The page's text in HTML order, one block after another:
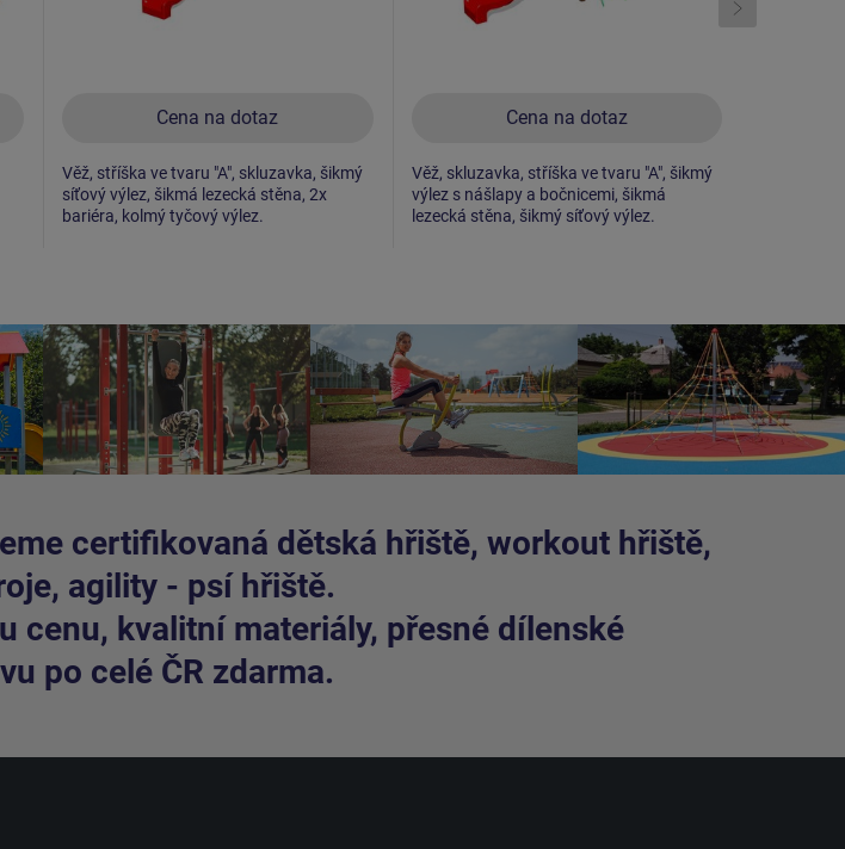
Cena na dotaz
Věž, stříška ve tvaru "A", skluzavka, šikmý
síťový výlez, šikmá lezecká stěna, 2x
bariéra, kolmý tyčový výlez.
Cena na dotaz
Věž, skluzavka, stříška ve tvaru "A", šikmý
výlez s nášlapy a bočnicemi, šikmá
lezecká stěna, šikmý síťový výlez.
certifikovaná dětská hřiště, workout hřiště,
agility - psí hřiště.
cenu, kvalitní materiály, přesné dílenské
po celé ČR zdarma.